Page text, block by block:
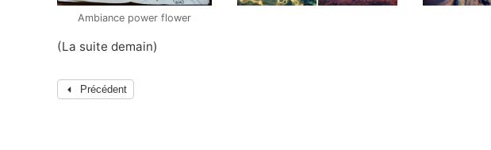
Ambiance power flower
(La suite demain)
Précédent